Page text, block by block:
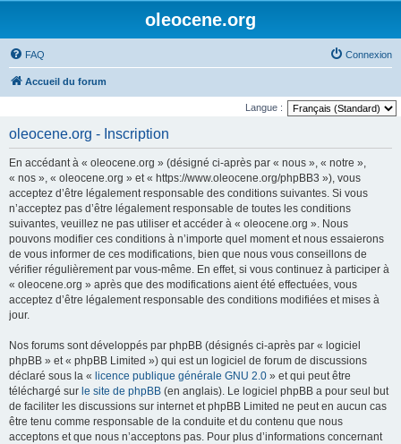
oleocene.org
FAQ Connexion
Accueil du forum
Langue :
oleocene.org - Inscription
En accédant à « oleocene.org » (désigné ci-après par « nous », « notre »,
« nos », « oleocene.org » et « https://www.oleocene.org/phpBB3 »), vous
acceptez d’être légalement responsable des conditions suivantes. Si vous
n’acceptez pas d’être légalement responsable de toutes les conditions
suivantes, veuillez ne pas utiliser et accéder à « oleocene.org ». Nous
pouvons modifier ces conditions à n’importe quel moment et nous essaierons
de vous informer de ces modifications, bien que nous vous conseillons de
vérifier régulièrement par vous-même. En effet, si vous continuez à participer à
« oleocene.org » après que des modifications aient été effectuées, vous
acceptez d’être légalement responsable des conditions modifiées et mises à
jour.
Nos forums sont développés par phpBB (désignés ci-après par « logiciel
phpBB » et « phpBB Limited ») qui est un logiciel de forum de discussions
déclaré sous la « licence publique générale GNU 2.0 » et qui peut être
téléchargé sur le site de phpBB (en anglais). Le logiciel phpBB a pour seul but
de faciliter les discussions sur internet et phpBB Limited ne peut en aucun cas
être tenu comme responsable de la conduite et du contenu que nous
acceptons et que nous n’acceptons pas. Pour plus d’informations concernant